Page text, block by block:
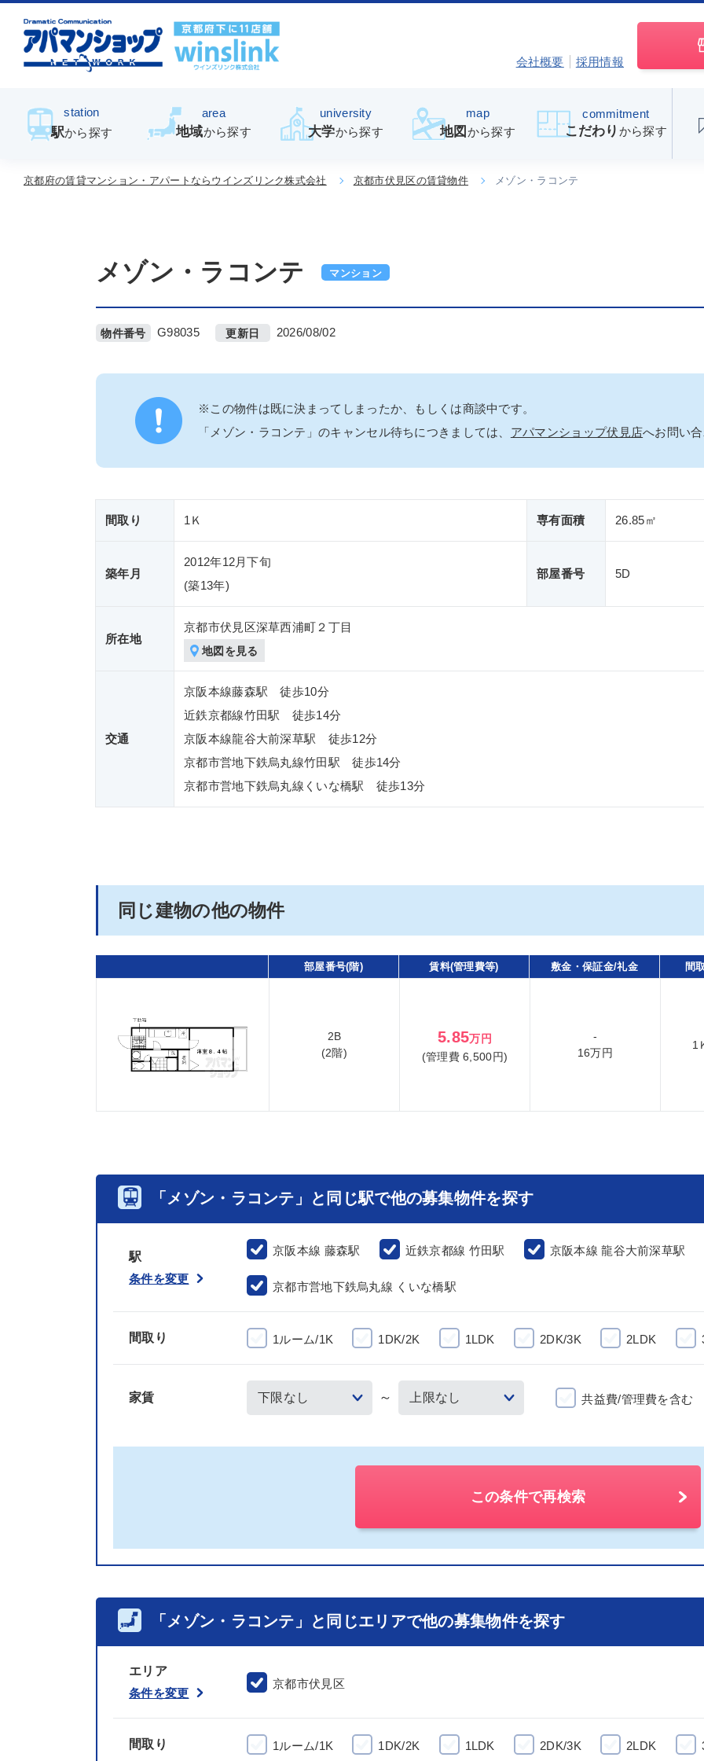
会社概要 採用情報
station
駅から探す
area
地域から探す
university
大学から探す
map
地図 から探す
commitment
こだわり から探す
京都府の賃貸マンション・アパートならウインズリンク株式会社 京都市伏見区の賃貸物件 メゾン・ラコンテ
マンション
メゾン・ラコンテ
物件番号 G98035 更新日 2026/08/02
※この物件は既に決まってしまったか、もしくは商談中です。
「メゾン・ラコンテ」のキャンセル待ちにつきましては、 アパマンショップ伏見店へお問い合
間取り 1Ｋ 専有面積 26.85㎡
築年月
2012年12月下旬
(築13年)
部屋番号 5D
所在地
京都市伏見区深草西浦町２丁目
地図を見る
交通
京阪本線藤森駅 徒歩10分
近鉄京都線竹田駅 徒歩14分
京阪本線龍谷大前深草駅 徒歩12分
京都市営地下鉄烏丸線竹田駅 徒歩14分
京都市営地下鉄烏丸線くいな橋駅 徒歩13分
同じ建物の他の物件
部屋番号(階) 賃料(管理費等) 敷金・保証金/礼金 間
2B
(2階)
5.85万円
(管理費 6,500円)
-
16万円
1
「メゾン・ラコンテ」と同じ駅で他の募集物件を探す
駅
条件を変更
京阪本線 藤森駅 近鉄京都線 竹田駅 京阪本線 龍谷大前深草駅
京都市営地下鉄烏丸線 くいな橋駅
間取り 1ルーム/1K 1DK/2K 1LDK 2DK/3K 2LDK
家賃 ～ 共益費/管理費を含む
この条件で再検索
「メゾン・ラコンテ」と同じエリアで他の募集物件を探す
エリア
条件を変更
京都市伏見区
間取り 1ルーム/1K 1DK/2K 1LDK 2DK/3K 2LDK